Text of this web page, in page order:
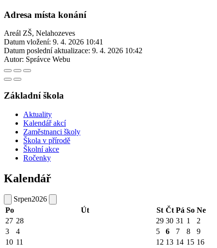
Adresa místa konání
Areál ZŠ, Nelahozeves
Datum vložení: 9. 4. 2026 10:41
Datum poslední aktualizace: 9. 4. 2026 10:42
Autor: Správce Webu
Základní škola
Aktuality
Kalendář akcí
Zaměstnanci školy
Škola v přírodě
Školní akce
Ročenky
Kalendář
Srpen2026
Po
Út St Čt Pá So Ne
27 28 29 30 31 1
2
3
4 5 6 7 8
9
10 11 12 13 14 15 16